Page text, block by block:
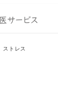
ストレス